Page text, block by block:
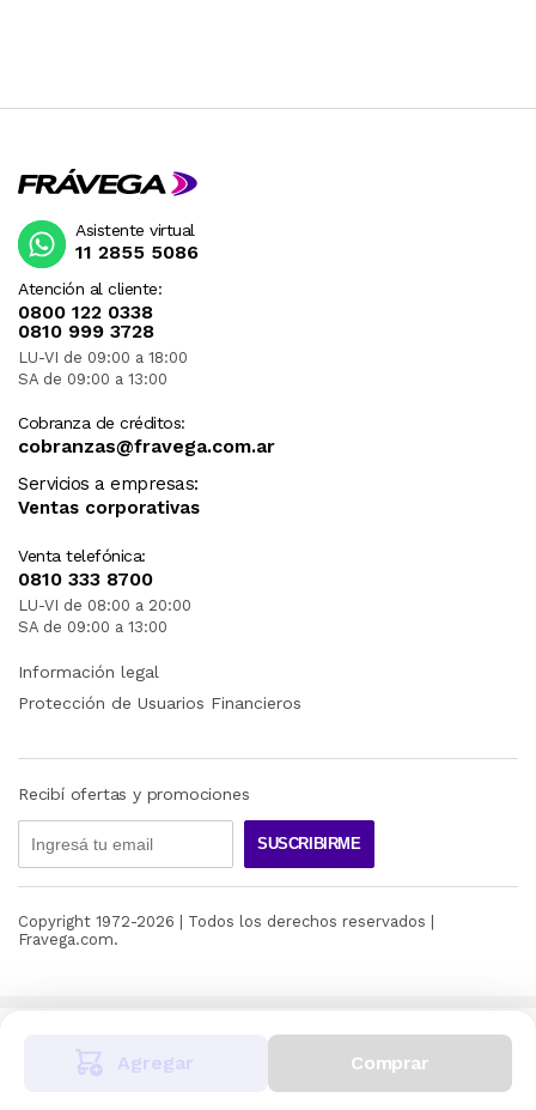
Comprar
Agregar
Atención al cliente:
0800 122 0338
0810 999 3728
LU-VI de 09:00 a 18:00
SA de 09:00 a 13:00
Cobranza de créditos:
cobranzas@fravega.com.ar
Servicios a empresas:
Ventas corporativas
Venta telefónica:
0810 333 8700
LU-VI de 08:00 a 20:00
SA de 09:00 a 13:00
Asistente virtual
11 2855 5086
Información legal
Protección de Usuarios Financieros
Recibí ofertas y promociones
SUSCRIBIRME
Copyright 1972-2026 | Todos los derechos reservados |
Fravega.com.